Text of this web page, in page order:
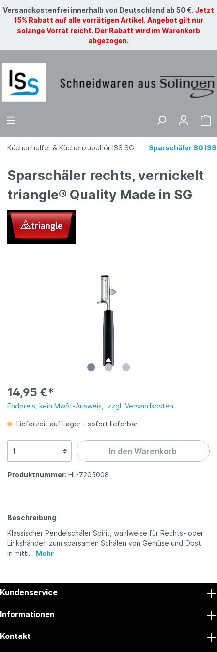
Versandkostenfrei innerhalb von Deutschland ab 50 €. Jetzt
15% Rabatt auf alle vorrätigen Artikel. Angebot gilt nur
solange Vorrat reicht. Der Rabatt wird im Warenkorb
abgezogen.
Küchenhelfer & Küchenzubehör ISS SG Sparschäler SG ISS
Sparschäler rechts, vernickelt
triangle® Quality Made in SG
14,95 €*
Endpreis, kein MwSt-Ausweis,. zzgl. Versandkosten
Lieferzeit auf Lager - sofort lieferbar
In den Warenkorb
Produktnummer: HL-7205008
Beschreibung
Klassischer Pendelschäler Spirit, wahlweise für Rechts- oder
Linkshänder, zum sparsamen Schälen von Gemüse und Obst
in mittl… Mehr
Kundenservice
Informationen
Kontakt